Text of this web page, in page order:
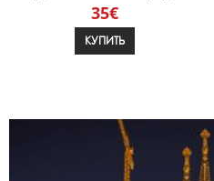
35€
КУПИТЬ